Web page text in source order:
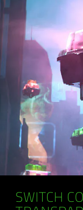
SWITCH